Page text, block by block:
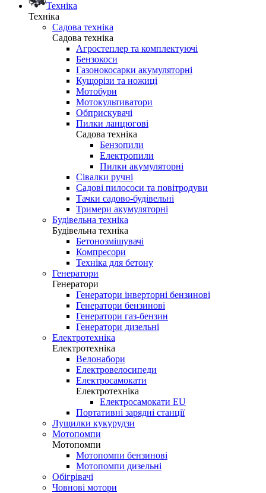
Техніка
Техніка
Садова техніка
Садова техніка
Агростеплер та комплектуючі
Бензокоси
Газонокосарки акумуляторні
Кущорізи та ножиці
Мотобури
Мотокультиватори
Обприскувачі
Пилки ланцюгові
Садова техніка
Бензопили
Електропили
Пилки акумуляторні
Сівалки ручні
Садові пилососи та повітродуви
Тачки садово-будівельні
Тримери акумуляторні
Будівельна техніка
Будівельна техніка
Бетонозмішувачі
Компресори
Техніка для бетону
Генератори
Генератори
Генератори інверторні бензинові
Генератори бензинові
Генератори газ-бензин
Генератори дизельні
Електротехніка
Електротехніка
Велонабори
Електровелосипеди
Електросамокати
Електротехніка
Електросамокати EU
Портативні зарядні станції
Лущилки кукурудзи
Мотопомпи
Мотопомпи
Мотопомпи бензинові
Мотопомпи дизельні
Обігрівачі
Човнові мотори